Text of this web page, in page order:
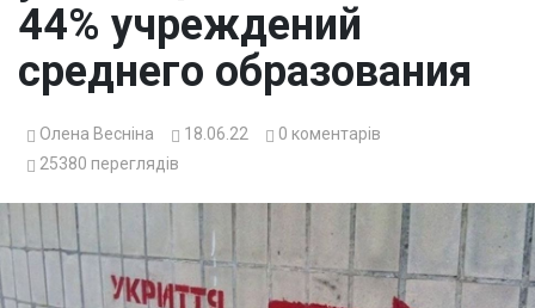
44% учреждений
среднего образования
Олена Весніна 18.06.22 0 коментарів
25380 переглядів